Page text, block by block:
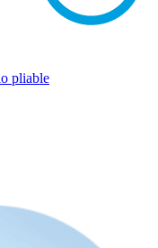
pliable